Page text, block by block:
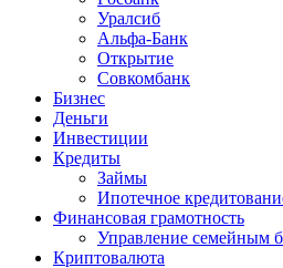
Уралсиб
Альфа-Банк
Открытие
Совкомбанк
Бизнес
Деньги
Инвестиции
Кредиты
Займы
Ипотечное
Финансовая грамотность
Управление семейным
Криптовалюта